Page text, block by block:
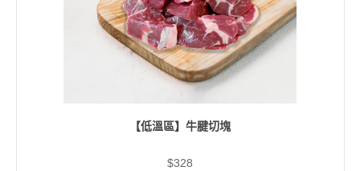
【低溫區】牛腱切塊
$328